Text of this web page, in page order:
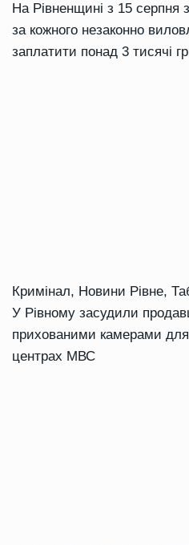
На Рівненщині з 15 серпня
за кожного незаконно
заплатити понад 3 тисячі
Кримінал, Новини Рівне,
У Рівному засудили
прихованими камерами для
центрах МВС